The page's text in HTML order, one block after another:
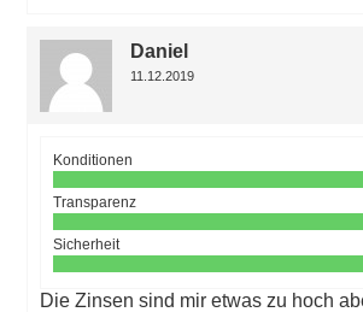
Daniel
11.12.2019
Konditionen
Transparenz
Sicherheit
Die Zinsen sind mir etwas zu hoch